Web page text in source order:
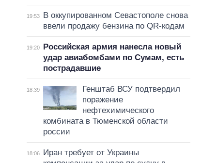
19:53
В оккупированном Севастополе снова
ввели продажу бензина по QR-кодам
19:20
Российская армия нанесла новый
удар авиабомбами по Сумам, есть
пострадавшие
18:39
Генштаб ВСУ подтвердил
поражение
нефтехимического
комбината в Тюменской области
россии
18:06
Иран требует от Украины